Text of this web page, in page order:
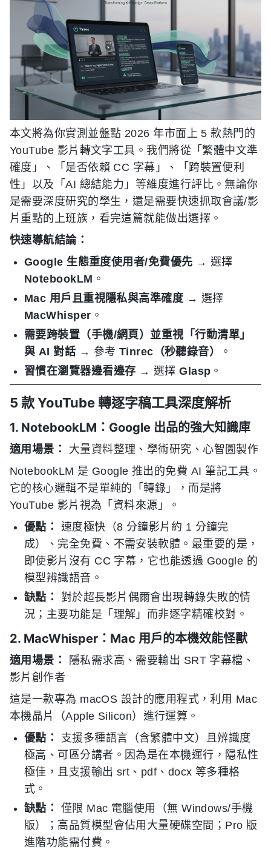
本文將為你實測並盤點 2026 年市面上 5 款熱門的
YouTube 影片轉文字工具。我們將從「繁體中文準
確度」、「是否依賴 CC 字幕」、「跨裝置便利
性」以及「AI 總結能力」等維度進行評比。無論你
是需要深度研究的學生，還是需要快速抓取會議/影
片重點的上班族，看完這篇就能做出選擇。
快速導航結論：
Google 生態重度使用者/免費優先 → 選擇
NotebookLM 。
Mac 用戶且重視隱私與高準確度 → 選擇
MacWhisper 。
需要跨裝置（手機/網頁）並重視「行動清單」
與 AI 對話 → 參考 Tinrec（秒聽錄音）
。
習慣在瀏覽器邊看邊存 → 選擇Glasp 。
5 款 YouTube 轉逐字稿工具深度解析
1. NotebookLM：Google 出品的強大知識庫
適用場景：
大量資料整理、學術研究、心智圖製作
NotebookLM 是 Google 推出的免費 AI 筆記工具。
它的核心邏輯不是單純的「轉錄」，而是將
YouTube 影片視為「資料來源」。
優點：
速度極快（8 分鐘影片約 1 分鐘完
成）、完全免費、不需安裝軟體。最重要的是，
即使影片沒有 CC 字幕，它也能透過 Google 的
模型辨識語音。
缺點：
對於超長影片偶爾會出現轉錄失敗的情
況；主要功能是「理解」而非逐字精確校對。
2. MacWhisper：Mac 用戶的本機效能怪獸
適用場景：
隱私需求高、需要輸出 SRT 字幕檔、
影片創作者
這是一款專為 macOS 設計的應用程式，利用 Mac
本機晶片（Apple Silicon）進行運算。
優點：
支援多種語言（含繁體中文）且辨識度
極高、可區分講者。因為是在本機運行，隱私性
極佳，且支援輸出 srt、pdf、docx 等多種格
式。
缺點：
僅限 Mac 電腦使用（無 Windows/手機
版）；高品質模型會佔用大量硬碟空間；Pro 版
進階功能需付費。